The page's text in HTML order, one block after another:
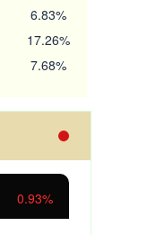
6.83%
17.26%
7.68%
0.93%